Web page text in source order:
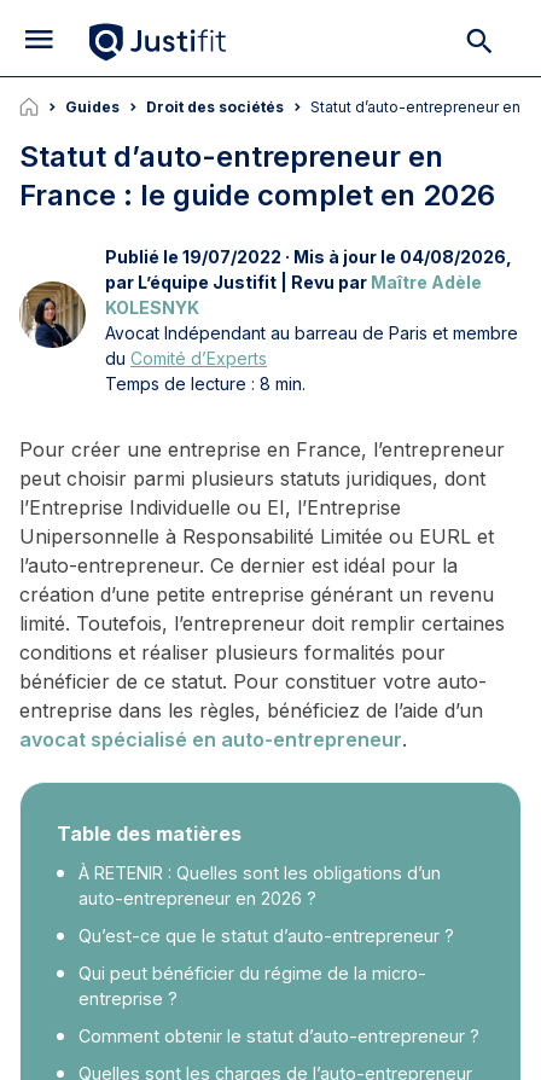
Guides Droit des sociétés Statut d’auto-entrepreneur en
Statut d’auto-entrepreneur en
France : le guide complet en 2026
Publié le 19/07/2022 · Mis à jour le 04/08/2026,
par L’équipe Justifit | Revu par Maître Adèle
KOLESNYK
Avocat Indépendant au barreau de Paris et membre
du Comité d’Experts
Temps de lecture : 8 min.
Pour créer une entreprise en France, l’entrepreneur
peut choisir parmi plusieurs statuts juridiques, dont
l’Entreprise Individuelle ou EI, l’Entreprise
Unipersonnelle à Responsabilité Limitée ou EURL et
l’auto-entrepreneur. Ce dernier est idéal pour la
création d’une petite entreprise générant un revenu
limité. Toutefois, l’entrepreneur doit remplir certaines
conditions et réaliser plusieurs formalités pour
bénéficier de ce statut. Pour constituer votre auto-
entreprise dans les règles, bénéficiez de l’aide d’un
avocat spécialisé en auto-entrepreneur.
Table des matières
À RETENIR : Quelles sont les obligations d’un
auto-entrepreneur en 2026 ?
Qu’est-ce que le statut d’auto-entrepreneur ?
Qui peut bénéficier du régime de la micro-
entreprise ?
Comment obtenir le statut d’auto-entrepreneur ?
Quelles sont les charges de l’auto-entrepreneur